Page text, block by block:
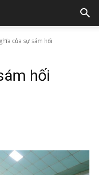
của sự sám hối
hối